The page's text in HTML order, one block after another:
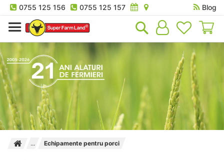
0755 125 156 0755 125 157
Blog
Echipamente pentru porci